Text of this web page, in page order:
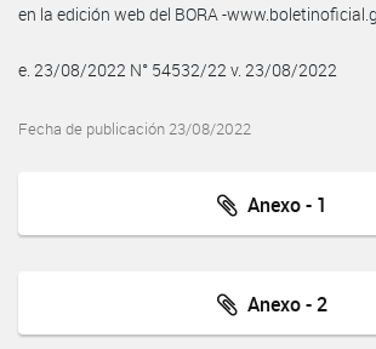
en la edición web del BORA -
e. 23/08/2022 N° 54532/22 v. 23/08/2022
Fecha de publicación 23/08/2022
Anexo - 1
Anexo - 2